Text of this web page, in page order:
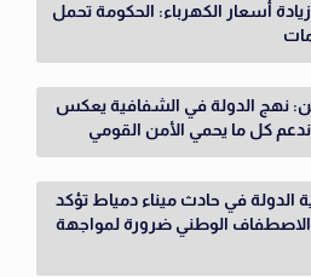
أسعار الكهرباء: الحكومة تحمل
نهج الدولة في الشفافية يعكس
كل ما يحمي الأمن القومي
في حادث ميناء دمياط تؤكد
الوطني ضرورة لمواجهة